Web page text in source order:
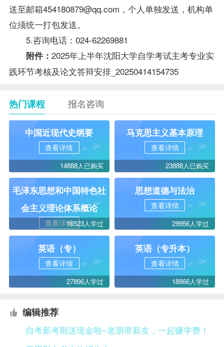
送至邮箱454180879@qq.com，个人单独发送，机构单
位须统一打包发送。
5.咨询电话：024-62269881
附件： 2025年上半年沈阳大学自学考试主考专业实
践环节考核及论文答辩安排_20250414154735
热门课程 报名咨询
中国近现代史纲要
查看详情
14888人已购买
马克思主义基本原理
查看详情
23888人已购买
毛泽东思想和中国特色社
会主义理论体系概论
查看详情16523人学过
思想道德与法治
查看详情
29956人学过
英语（专）
查看详情
27896人学过
英语（专升本）
查看详情
18866人学过
编辑推荐
自考新考期送现金啦~老朋带新友，一起赚学费！